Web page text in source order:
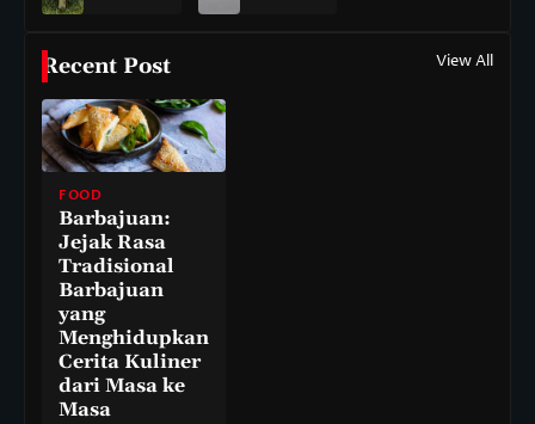
Recent Post View All
FOOD
Barbajuan:
Jejak Rasa
Tradisional
Barbajuan
yang
Menghidupkan
Cerita Kuliner
dari Masa ke
Masa